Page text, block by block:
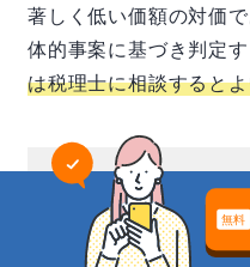
遺産分割の問題は 専
著しく低い価額の対価
体的事案に基づき判定す
は税理士に相談すると
相続問題でお悩み
相